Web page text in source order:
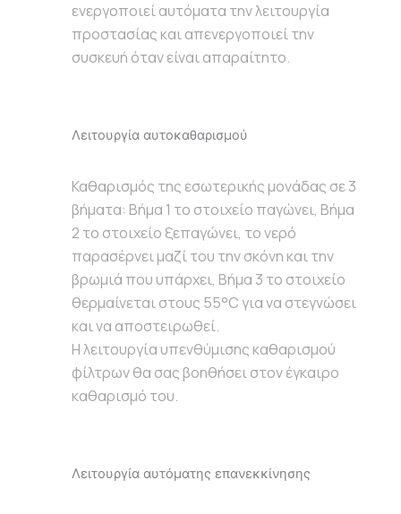
ενεργοποιεί αυτόματα την λειτουργία
προστασίας και απενεργοποιεί την
συσκευή όταν είναι απαραίτητο.
Λειτουργία αυτοκαθαρισμού
Καθαρισμός της εσωτερικής μονάδας σε 3
βήματα: Βήμα 1 το στοιχείο παγώνει, Βήμα
2 το στοιχείο ξεπαγώνει, το νερό
παρασέρνει μαζί του την σκόνη και την
βρωμιά που υπάρχει, Βήμα 3 το στοιχείο
θερμαίνεται στους 55°C για να στεγνώσει
και να αποστειρωθεί.
Η λειτουργία υπενθύμισης καθαρισμού
φίλτρων θα σας βοηθήσει στον έγκαιρο
καθαρισμό του.
Λειτουργία αυτόματης επανεκκίνησης